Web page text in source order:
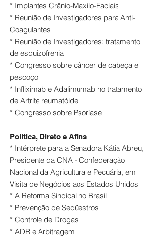
* Implantes Crânio-Maxilo-Faciais
* Reunião de Investigadores para Anti-
Coagulantes
* Reunião de Investigadores: tratamento
de esquizofrenia
* Congresso sobre câncer de cabeça e
pescoço
* Infliximab e Adalimumab no tratamento
de Artrite reumatóide
* Congresso sobre Psoríase
Política, Direto e Afins
* Intérprete para a Senadora Kátia Abreu,
Presidente da CNA - Confederação
Nacional da Agricultura e Pecuária, em
Visita de Negócios aos Estados Unidos
* A Reforma Sindical no Brasil
* Prevenção de Seqüestros
* Controle de Drogas
* ADR e Arbitragem